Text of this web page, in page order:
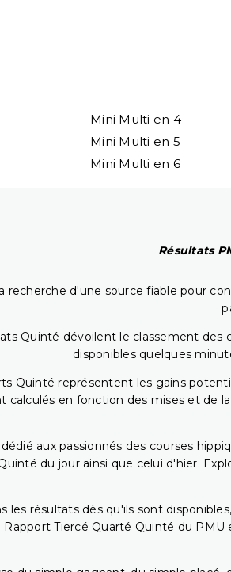
Mini Multi en 4
Mini Multi en 5
Mini Multi en 6
Résultats
recherche d'une source fiable pour
Quinté dévoilent le classement des
disponibles quelques
Quinté représentent les gains
calculés en fonction des mises et de
aux passionnés des courses
du jour ainsi que celui d'hier.
les résultats dès qu'ils sont
Rapport Tiercé Quarté Quinté du